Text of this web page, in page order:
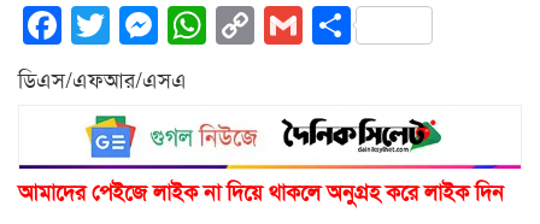
Facebook
Twitter
Messenger
WhatsApp
CopyGmailShare
ডিএস/এফআর/এসএ
আমাদের পেইজে লাইক না দিয়ে থাকলে অনুগ্রহ করে লাইক দিন